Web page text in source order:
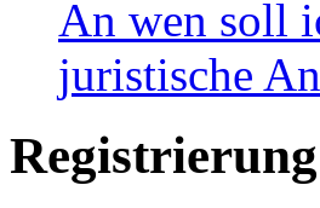
An wen soll
juristische